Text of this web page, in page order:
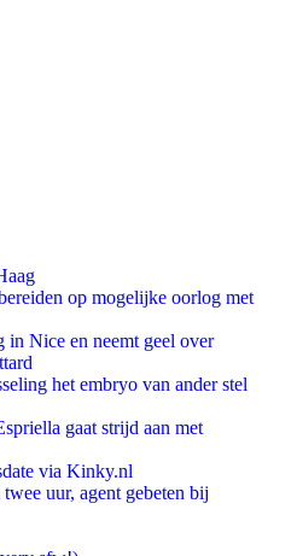
op mogelijke oorlog met
in Nice en neemt geel over
het embryo van ander stel
gaat strijd aan met
via Kinky.nl
uur, agent gebeten bij